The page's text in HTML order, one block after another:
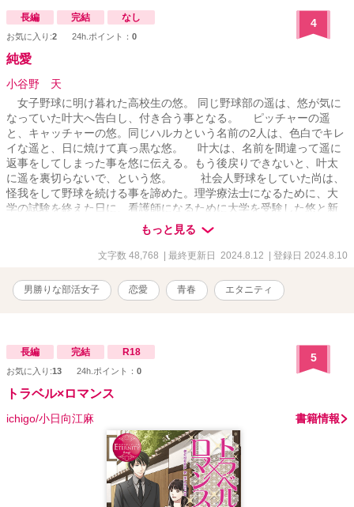
こなし、自信もついて、余裕の出てきた明里。 そんな彼女と律の
関係は、少しづつ変化してゆき――？ 幼なじみとその子供、居候
押しかけシッターが、いつか家族になるまでの物語。
長編 完結 なし
お気に入り:2 24h.ポイント： 0
4
純愛
小谷野 天
女子野球に明け暮れた高校生の悠。 同じ野球部の遥は、悠が気に
なっていた叶大へ告白し、付き合う事となる。 ピッチャーの遥
と、キャッチャーの悠。同じハルカという名前の2人は、色白でキレ
イな遥と、日に焼けて真っ黒な悠。 叶大は、名前を間違って遥に
返事をしてしまった事を悠に伝える。もう後戻りできないと、叶太
に遥を裏切らないで、という悠。 社会人野球をしていた尚は、
怪我をして野球を続ける事を諦めた。理学療法士になるために、大
学の試験を終えた日に、看護師になるために大学を受験した悠と新
幹線の隣りの席になる。 野球をしていた2人は、すぐに打ち解
け、やがて付き合い始めたが、ちょっとしたすれ違いで、しばらく
会わなくなってしまう。 帰省したお正月。遥の元へ、遥と別れ
ろんな思いが溢れてくる中、悠は尚の事を忘れられない自分に気が
ついた。 大学へ戻るために、同じ新幹線に乗った悠と尚。再会し
もっと見る
文字数 48,768 | 最終更新日 2024.8.12 | 登録日 2024.8.10
男勝りな部活女子 恋愛 青春 エタニティ
長編 完結 R18
お気に入り:13 24h.ポイント： 0
5
トラベル×ロマンス
ichigo/小日向江麻 書籍情報